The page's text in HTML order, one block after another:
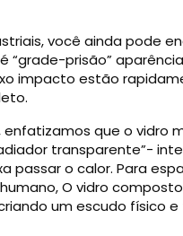
você ainda pode
“grade-prisão”
impacto estão
que o vidro
transparente”-
passar o calor. Para
O vidro
um escudo físico